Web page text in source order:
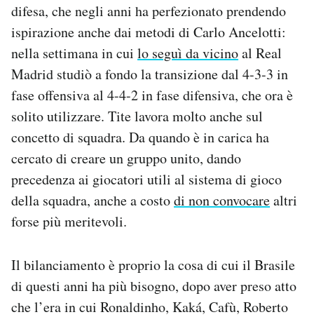
difesa, che negli anni ha perfezionato prendendo
ispirazione anche dai metodi di Carlo Ancelotti:
nella settimana in cui lo seguì da vicinoal Real
Madrid studiò a fondo la transizione dal 4-3-3 in
fase offensiva al 4-4-2 in fase difensiva, che ora è
solito utilizzare. Tite lavora molto anche sul
concetto di squadra. Da quando è in carica ha
cercato di creare un gruppo unito, dando
precedenza ai giocatori utili al sistema di gioco
della squadra, anche a costodi non convocarealtri
forse più meritevoli.
Il bilanciamento è proprio la cosa di cui il Brasile
di questi anni ha più bisogno, dopo aver preso atto
che l’era in cui Ronaldinho, Kaká, Cafù, Roberto